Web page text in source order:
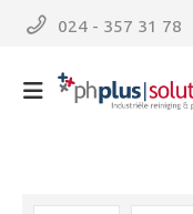
024 - 357 31 78